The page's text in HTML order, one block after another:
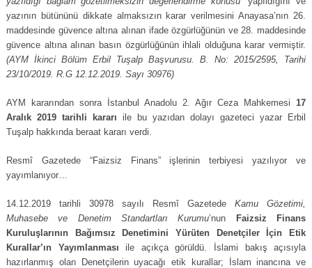
yazının bütününü dikkate almaksızın karar verilmesini Anayasa’nın 26.
maddesinde güvence altına alınan ifade özgürlüğünün ve 28. maddesinde
güvence altına alınan basın özgürlüğünün ihlali olduğuna karar vermiştir.
(AYM İkinci Bölüm Erbil Tuşalp Başvurusu. B. No: 2015/2595, Tarihi
23/10/2019. R.G 12.12.2019. Sayı 30976)
AYM kararından sonra İstanbul Anadolu 2. Ağır Ceza Mahkemesi17
Aralık 2019 tarihli kararı ile bu yazıdan dolayı gazeteci yazar Erbil
Tuşalp hakkında beraat kararı verdi.
Resmî Gazetede “Faizsiz Finans” işlerinin terbiyesi yazılıyor ve
yayımlanıyor…
14.12.2019 tarihli 30978 sayılı Resmî GazetedeKamu Gözetimi,
Muhasebe ve Denetim Standartları Kurumu’nun
Faizsiz Finans
Kuruluşlarının Bağımsız Denetimini Yürüten Denetçiler İçin Etik
Kurallar’ın Yayımlanması ile açıkça görüldü. İslami bakış açısıyla
hazırlanmış olan Denetçilerin uyacağı etik kurallar; İslam inancına ve